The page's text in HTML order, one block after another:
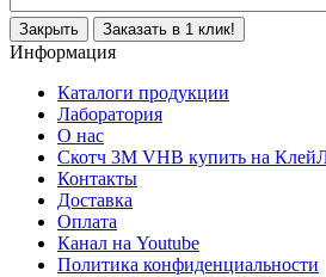
Закрыть Заказать в 1 клик!
Информация
Каталоги продукции
Лаборатория
О нас
Скотч 3M VHB купить на
Контакты
Доставка
Оплата
Канал на Youtube
Политика конфиденциальности